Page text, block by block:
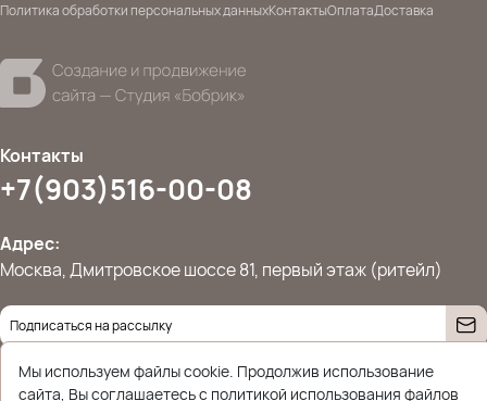
Политика обработки персональных данныхКонтактыОплатаДоставка
Контакты
+7(903)516-00-08
Адрес:
Москва, Дмитровское шоссе 81, первый этаж (ритейл)
© 2026 Ettoplus.ru — Все права защищены.
Политика конфиденциальности
Мы используем файлы cookie. Продолжив использование
сайта, Вы соглашаетесь с политикой использования файлов